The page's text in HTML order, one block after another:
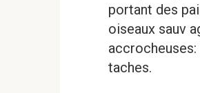
portant des
oiseaux sauv
taches.